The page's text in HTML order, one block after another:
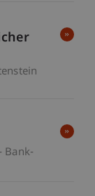
Bank-